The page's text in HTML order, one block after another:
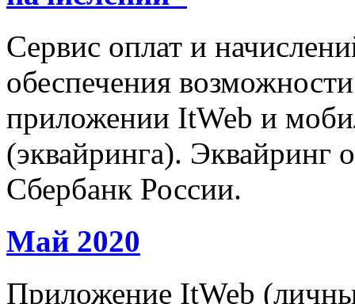
Сервис оплат и
обеспечения
приложении ItWeb и
(эквайринга). Эквайринг
Сбербанк России.
Май 2020
Приложение ItWeb